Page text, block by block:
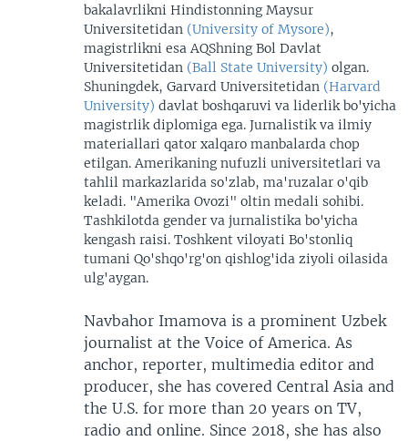
bakalavrlikni Hindistonning Maysur
Universitetidan (University of Mysore),
magistrlikni esa AQShning Bol Davlat
Universitetidan (Ball State University) olgan.
Shuningdek, Garvard Universitetidan (Harvard
University) davlat boshqaruvi va liderlik bo'yicha
magistrlik diplomiga ega. Jurnalistik va ilmiy
materiallari qator xalqaro manbalarda chop
etilgan. Amerikaning nufuzli universitetlari va
tahlil markazlarida so'zlab, ma'ruzalar o'qib
keladi. "Amerika Ovozi" oltin medali sohibi.
Tashkilotda gender va jurnalistika bo'yicha
kengash raisi. Toshkent viloyati Bo'stonliq
tumani Qo'shqo'rg'on qishlog'ida ziyoli oilasida
ulg'aygan.
Navbahor Imamova is a prominent Uzbek
journalist at the Voice of America. As
anchor, reporter, multimedia editor and
producer, she has covered Central Asia and
the U.S. for more than 20 years on TV,
radio and online. Since 2018, she has also